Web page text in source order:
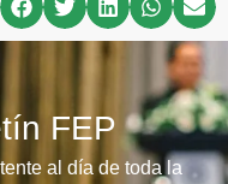
FEP
al día de toda la